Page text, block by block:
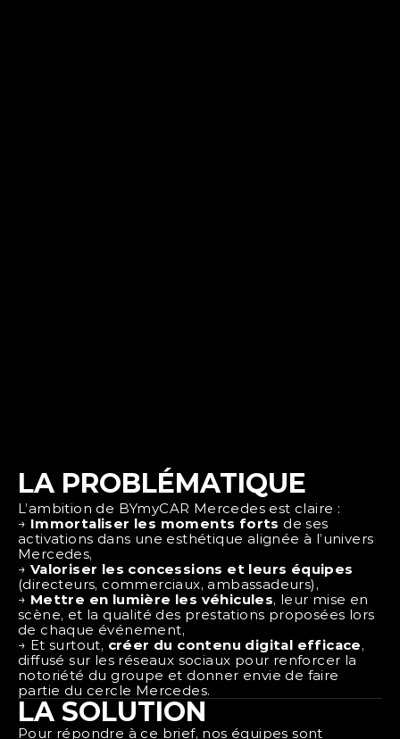
LA PROBLÉMATIQUE
L’ambition de BYmyCAR Mercedes est claire :
→ Immortaliser les moments forts de ses
activations dans une esthétique alignée à l’univers
Mercedes,
→ Valoriser les concessions et leurs équipes
(directeurs, commerciaux, ambassadeurs),
→ Mettre en lumière les véhicules, leur mise en
scène, et la qualité des prestations proposées lors
de chaque événement,
→ Et surtout, créer du contenu digital efficace,
diffusé sur les réseaux sociaux pour renforcer la
notoriété du groupe et donner envie de faire
partie du cercle Mercedes.
LA SOLUTION
Pour répondre à ce brief, nos équipes sont